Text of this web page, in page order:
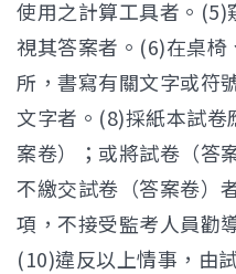
使用之計算工具者。(5)
視其答案者。(6)在桌椅
所，書寫有關文字或符
文字者。(8)採紙本試卷
案卷）；或將試卷（答
不繳交試卷（答案卷）
項，不接受監考人員勸
(10)違反以上情事，由